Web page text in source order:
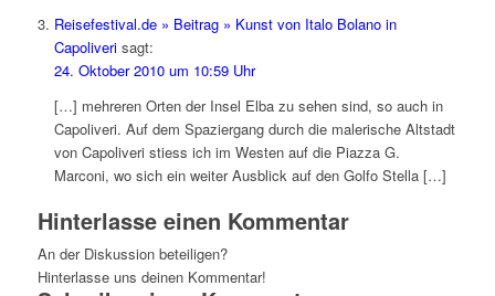
Reisefestival.de » Beitrag » Kunst von Italo Bolano in
Capoliveri sagt:
24. Oktober 2010 um 10:59 Uhr
[…] mehreren Orten der Insel Elba zu sehen sind, so auch in
Capoliveri. Auf dem Spaziergang durch die malerische Altstadt
von Capoliveri stiess ich im Westen auf die Piazza G.
Marconi, wo sich ein weiter Ausblick auf den Golfo Stella […]
Hinterlasse einen Kommentar
An der Diskussion beteiligen?
Hinterlasse uns deinen Kommentar!